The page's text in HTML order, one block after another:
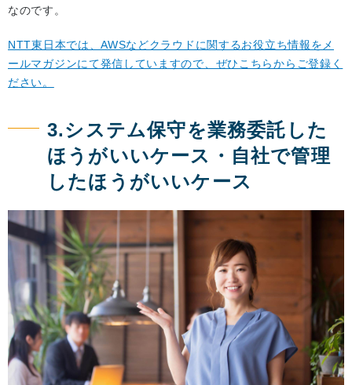
なのです。
NTT東日本では、AWSなどクラウドに関するお役立ち情報をメ
ールマガジンにて発信していますので、ぜひこちらからご登録く
ださい。
3.システム保守を業務委託した
ほうがいいケース・自社で管理
したほうがいいケース